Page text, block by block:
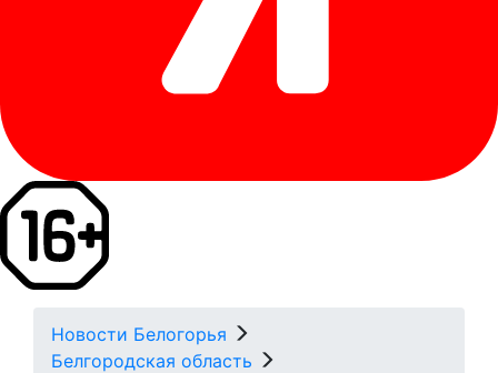
Новости Белогорья
Белгородская область